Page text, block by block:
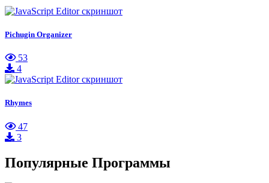
Pichugin Organizer
53
4
Rhymes
47
3
Популярные Программы